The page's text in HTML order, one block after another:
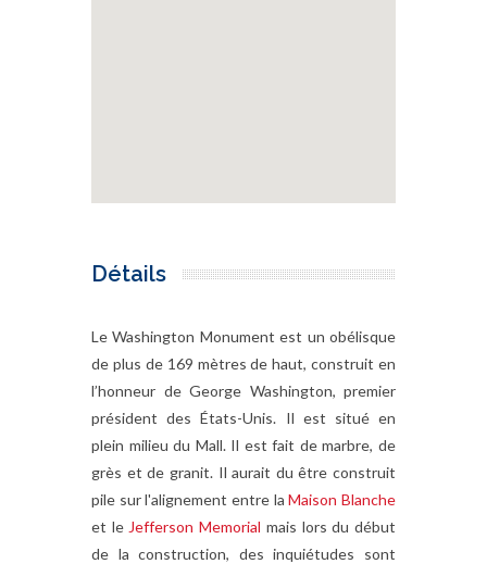
Détails
Le Washington Monument est un obélisque
de plus de 169 mètres de haut, construit en
l’honneur de George Washington, premier
président des États-Unis. Il est situé en
plein milieu du Mall. Il est fait de marbre, de
grès et de granit. Il aurait du être construit
pile sur l'alignement entre laMaison Blanche
et le Jefferson Memorial mais lors du début
de la construction, des inquiétudes sont